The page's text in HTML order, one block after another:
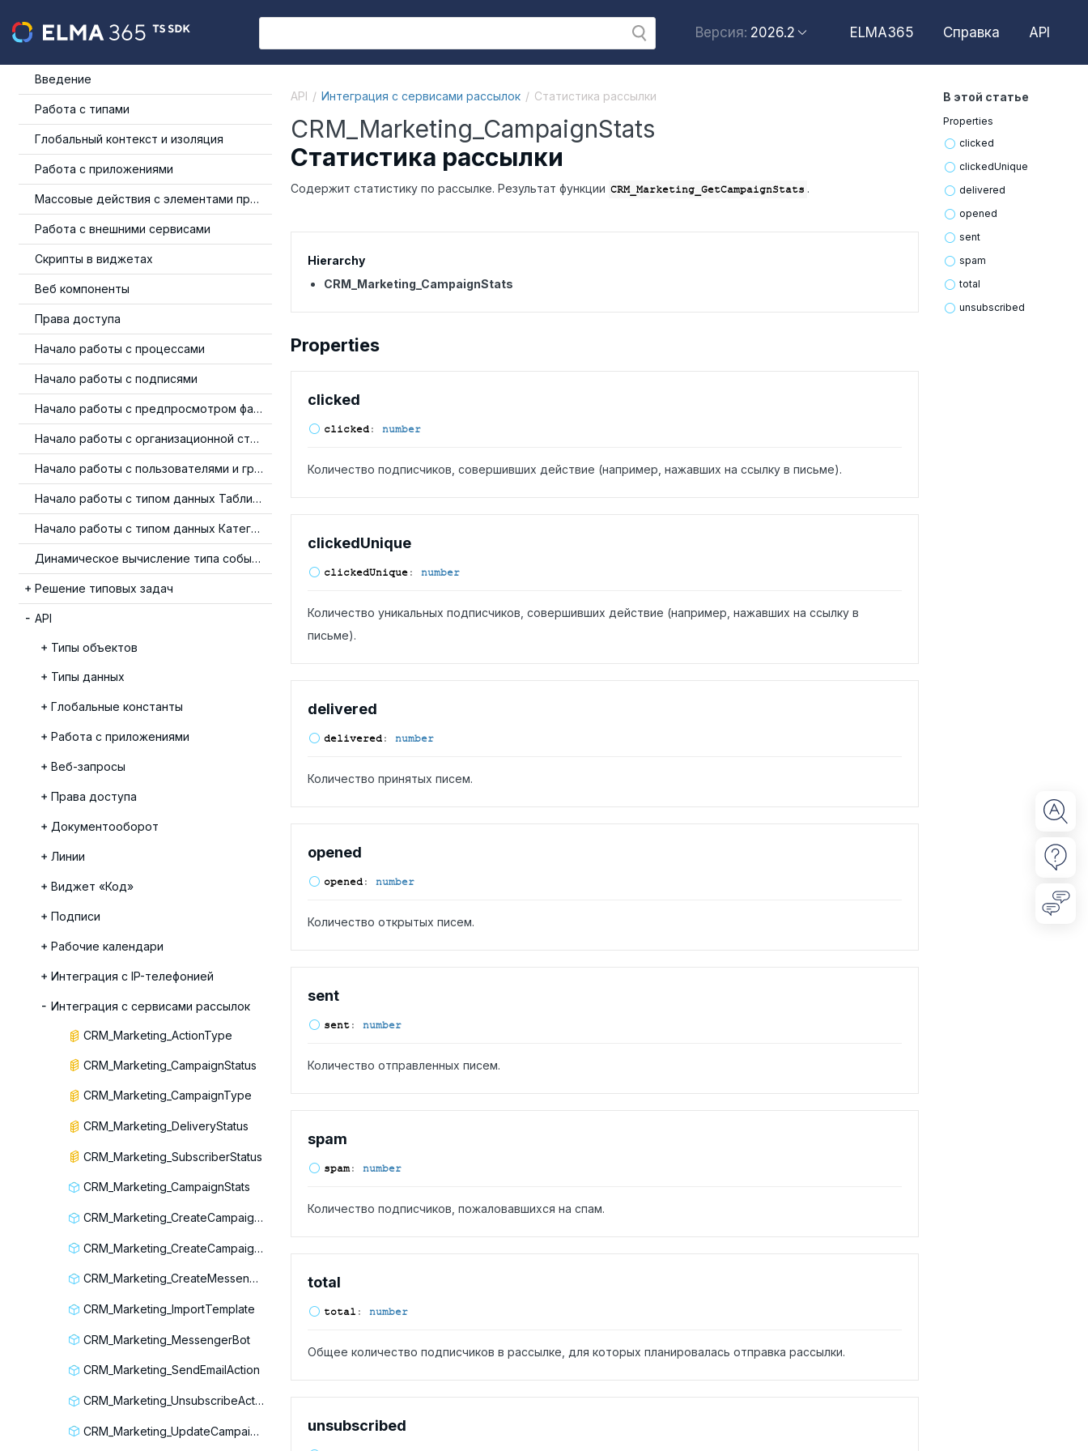
Версия: 2026.22026.4
2026.2
ELMA365 Справка API
Введение
Работа с типами
Глобальный контекст и изоляция
Работа с приложениями
Массовые действия с элементами приложения
Работа с внешними сервисами
Скрипты в виджетах
Веб компоненты
Права доступа
Начало работы с процессами
Начало работы с подписями
Начало работы с предпросмотром файлов
Начало работы с организационной структурой
Начало работы с пользователями и группами
Начало работы с типом данных Таблица
Начало работы с типом данных Категория
Динамическое вычисление типа события
Решение типовых задач
API
Типы объектов
Типы данных
Глобальные константы
Работа с приложениями
Веб-запросы
Права доступа
Документооборот
Линии
Виджет «Код»
Подписи
Рабочие календари
Интеграция с IP-телефонией
Интеграция с сервисами рассылок
CRM_Marketing_ActionType
CRM_Marketing_CampaignStatus
CRM_Marketing_CampaignType
CRM_Marketing_DeliveryStatus
CRM_Marketing_SubscriberStatus
CRM_Marketing_CampaignStats
CRM_Marketing_CreateCampaignRequest
CRM_Marketing_CreateCampaignResponse
CRM_Marketing_CreateMessengerCampaignRequest
CRM_Marketing_ImportTemplate
CRM_Marketing_MessengerBot
CRM_Marketing_SendEmailAction
CRM_Marketing_UnsubscribeAction
CRM_Marketing_UpdateCampaignAction
API Интеграция с сервисами рассылок Статистика рассылки
CRM_Marketing_CampaignStats
Статистика рассылки
Содержит статистику по рассылке. Результат функции CRM_Marketing_GetCampaignStats .
Hierarchy
CRM_Marketing_CampaignStats
Properties
clicked
clicked: number
Количество подписчиков, совершивших действие (например, нажавших на ссылку в письме).
clickedUnique
clickedUnique: number
Количество уникальных подписчиков, совершивших действие (например, нажавших на ссылку в
письме).
delivered
delivered: number
Количество принятых писем.
opened
opened: number
Количество открытых писем.
sent
sent: number
Количество отправленных писем.
spam
spam: number
Количество подписчиков, пожаловавшихся на спам.
total
total : number
Общее количество подписчиков в рассылке, для которых планировалась отправка рассылки.
unsubscribed
В этой статье
Properties
clicked
clickedUnique
delivered
opened
sent
spam
total
unsubscribed